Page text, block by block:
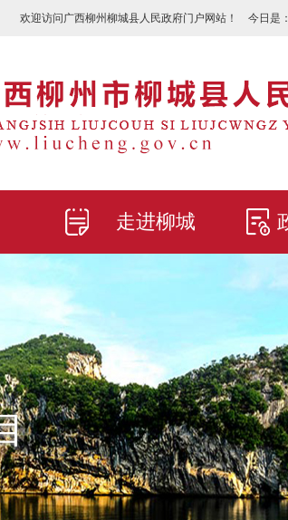
欢迎访问广西柳州柳城县人民政府门户网站！ 今日是：
走进柳城